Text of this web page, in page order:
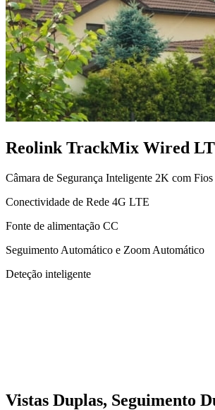
Reolink TrackMix Wired
Câmara de Segurança Inteligente 2K com
Conectividade de Rede 4G LTE
Fonte de alimentação CC
Seguimento Automático e Zoom Automático
Deteção inteligente
Vistas Duplas, Seguimento